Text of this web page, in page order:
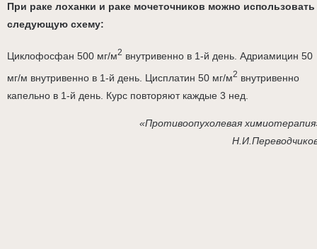
При раке лоханки и раке мочеточников можно использовать
следующую схему:
Циклофосфан 500 мг/м2 внутривенно в 1-й день. Адриамицин 50
мг/м внутривенно в 1-й день. Цисплатин 50 мг/м2 внутривенно
капельно в 1-й день. Курс повторяют каждые 3 нед.
«Противоопухолевая